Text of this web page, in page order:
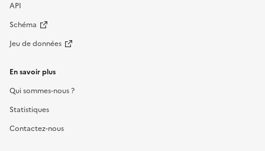
API
Schéma
Jeu de données
En savoir plus
Qui sommes-nous ?
Statistiques
Contactez-nous